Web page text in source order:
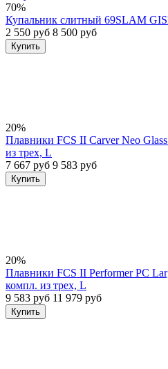
70%
Купальник слитный 69SLAM
2 550 руб 8 500 руб
Купить
20%
Плавники FCS II Carver Neo
из трех, L
7 667 руб 9 583 руб
Купить
20%
Плавники FCS II Performer PC
компл. из трех, L
9 583 руб 11 979 руб
Купить